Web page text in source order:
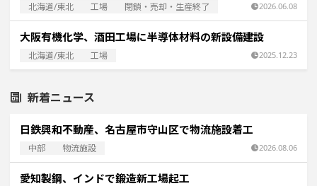
北海道/東北 工場 閉鎖・売却・生産終了 2026.06.08
大阪有機化学、酒田工場に半導体材料の新設備建設
北海道/東北 工場 2025.12.23
新着ニュース
日鉄興和不動産、名古屋市守山区で物流施設着工
中部 物流施設 2026.08.06
愛知製鋼、インドで鍛造新工場起工